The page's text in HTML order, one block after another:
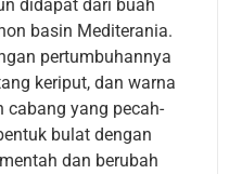
didapat dari buah
basin Mediterania.
pertumbuhannya
keriput, dan warna
cabang yang pecah-
bulat dengan
dan berubah